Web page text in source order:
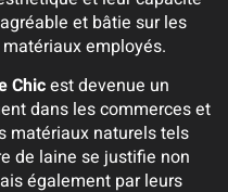
agréable et bâtie sur les
employés.
Chicest devenue un
dans les commerces et
matériaux naturels tels
de laine se justifie non
également par leurs